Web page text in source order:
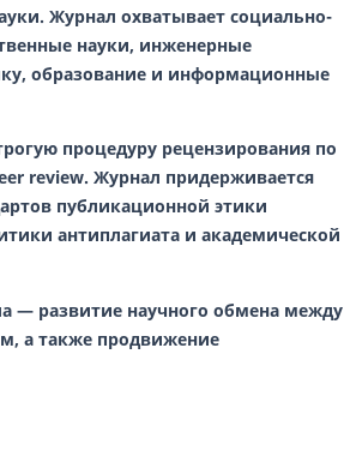
Журнал охватывает социально-
науки, инженерные
образование и информационные
процедуру рецензирования по
review. Журнал придерживается
публикационной этики
антиплагиата и академической
— развитие научного обмена между
а также продвижение